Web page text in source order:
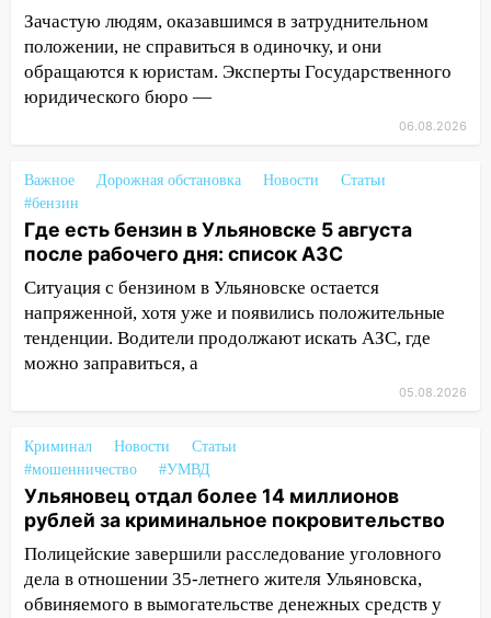
Чернышевского
08:21 В Заволжском районе украли два
велосипеда
погода в четверг
06:00 Четыре года борьбы: ульяновские
юристы помогли женщине засудить УК
за плесень на стенах
05:00 Кому 6 августа звезды сулят
прибыль, а кому — испытания на
прочность
ДТП с мотоциклистом
20:22 Мошенники обманули 92-летнюю
жительницу Ульяновской области
19:14 Житель Ульяновской области
подвез троих незнакомцев на трассе и
заработал уголовное дело
Зачастую людям, оказавшимся в затруднительном
положении, не справиться в одиночку, и они
обращаются к юристам. Эксперты Государственного
юридического бюро —
06.08.2026
Важное Дорожная обстановка Новости
Статьи
#бензин
Где есть бензин в Ульяновске 5 августа
после рабочего дня: список АЗС
Ситуация с бензином в Ульяновске остается
напряженной, хотя уже и появились положительные
тенденции. Водители продолжают искать АЗС, где
можно заправиться, а
05.08.2026
Криминал Новости
Статьи
#мошенничество
#УМВД
Ульяновец отдал более 14 миллионов
рублей за криминальное покровительство
Полицейские завершили расследование уголовного
дела в отношении 35-летнего жителя Ульяновска,
обвиняемого в вымогательстве денежных средств у